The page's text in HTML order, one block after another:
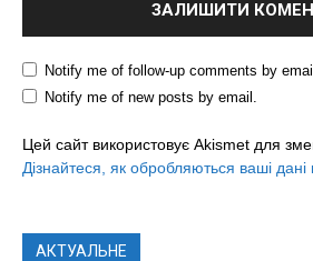
Notify me of follow-up comments by
Notify me of new posts by email.
Цей сайт використовує Akismet для
Дізнайтеся, як обробляються ваші дані
АКТУАЛЬНЕ